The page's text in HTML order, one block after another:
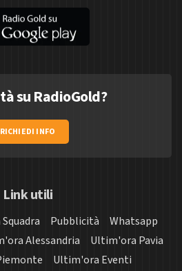
su RadioGold?
RICHIEDI INFO
Link utili
Pubblicità
Whatsapp
Alessandria
Ultim'ora Pavia
Ultim'ora Eventi